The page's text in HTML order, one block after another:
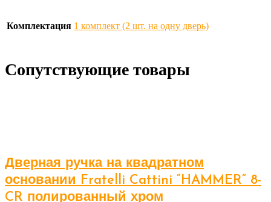
Комплектация 1 комплект (2 шт. на одну дверь)
Сопутствующие товары
Дверная ручка на квадратном
основании Fratelli Cattini “HAMMER” 8-
CR полированный хром